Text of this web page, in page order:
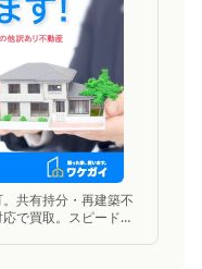
共有持分・再建築不
で買取。スピード査